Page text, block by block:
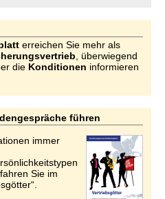
erreichen Sie mehr als
, überwiegend
die Konditionen informieren
führen
immer
Sie im